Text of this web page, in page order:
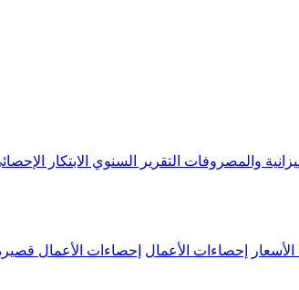
والمصروفات التقرير السنوي الابتكار
إحصاءات الأعمال إحصاءات الأعمال